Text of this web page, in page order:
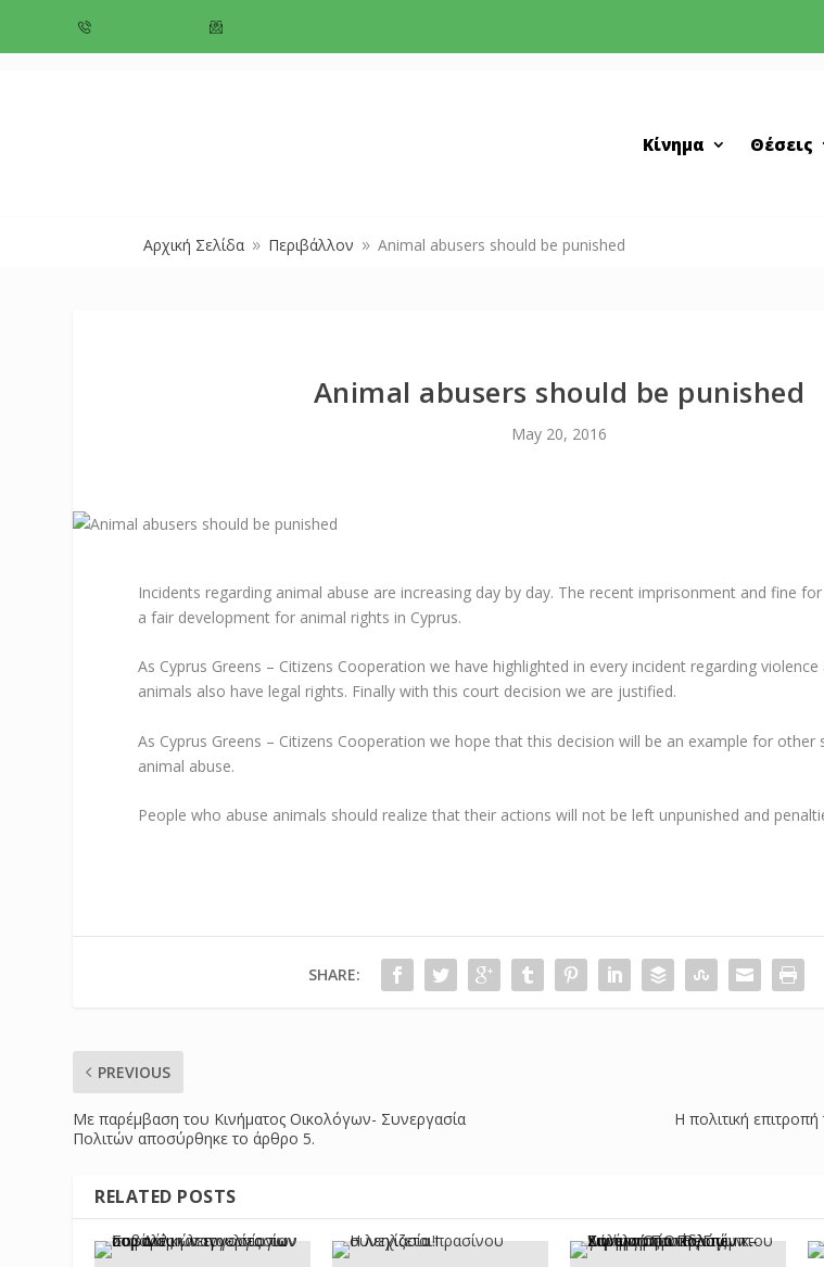
Κίνημα Θέσεις
Αρχική Σελίδα 9 Περιβάλλον 9 Animal abusers should be punished
Animal abusers should be punished
May 20, 2016
Incidents regarding animal abuse are increasing day by day. The recent imprisonment and fine
a fair development for animal rights in Cyprus.
As Cyprus Greens – Citizens Cooperation we have highlighted in every incident regarding
animals also have legal rights. Finally with this court decision we are justified.
As Cyprus Greens – Citizens Cooperation we hope that this decision will be an example for other
animal abuse.
People who abuse animals should realize that their actions will not be left unpunished and
SHARE:
PREVIOUS
Με παρέμβαση του Κινήματος Οικολόγων- Συνεργασία
Πολιτών αποσύρθηκε το άρθρο 5.
Η πολιτική
RELATED POSTS